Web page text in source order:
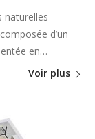
naturelles
d’un
en…
Voir plus